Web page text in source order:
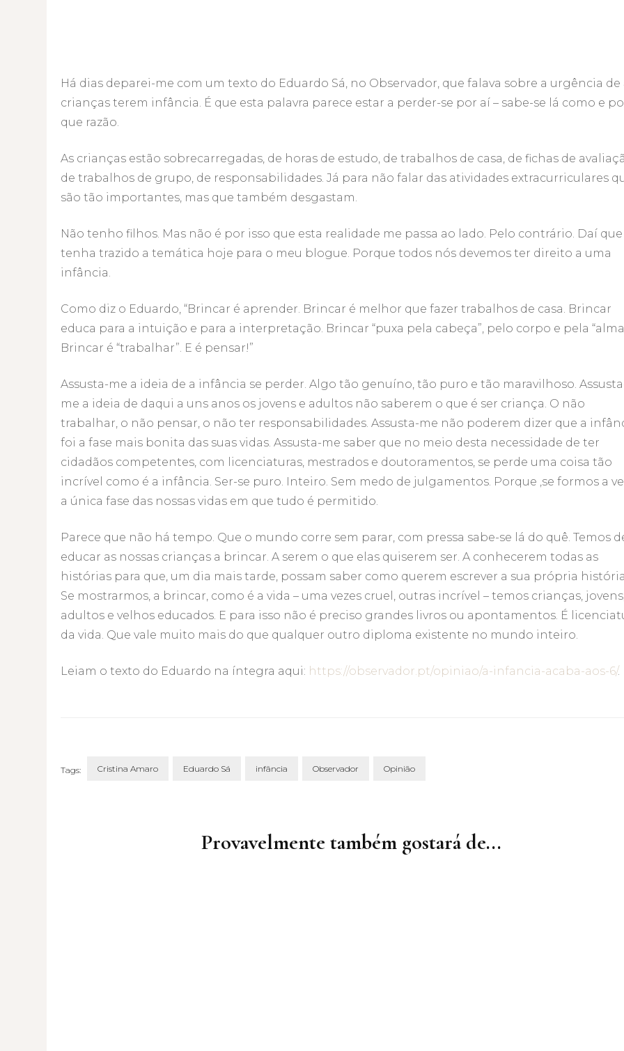
Há dias deparei-me com um texto do Eduardo Sá, no Observador, que falava sobre a urgência de
crianças terem infância. É que esta palavra parece estar a perder-se por aí – sabe-se lá como e
que razão.
As crianças estão sobrecarregadas, de horas de estudo, de trabalhos de casa, de fichas de
de trabalhos de grupo, de responsabilidades. Já para não falar das atividades extracurriculares
são tão importantes, mas que também desgastam.
Não tenho filhos. Mas não é por isso que esta realidade me passa ao lado. Pelo contrário. Daí que
tenha trazido a temática hoje para o meu blogue. Porque todos nós devemos ter direito a uma
infância.
Como diz o Eduardo, “Brincar é aprender. Brincar é melhor que fazer trabalhos de casa. Brincar
educa para a intuição e para a interpretação. Brincar “puxa pela cabeça”, pelo corpo e pela
Brincar é “trabalhar”. E é pensar!”
Assusta-me a ideia de a infância se perder. Algo tão genuíno, tão puro e tão maravilhoso.
me a ideia de daqui a uns anos os jovens e adultos não saberem o que é ser criança. O não
trabalhar, o não pensar, o não ter responsabilidades. Assusta-me não poderem dizer que a
foi a fase mais bonita das suas vidas. Assusta-me saber que no meio desta necessidade de ter
cidadãos competentes, com licenciaturas, mestrados e doutoramentos, se perde uma coisa tão
incrível como é a infância. Ser-se puro. Inteiro. Sem medo de julgamentos. Porque ,se formos a
a única fase das nossas vidas em que tudo é permitido.
Parece que não há tempo. Que o mundo corre sem parar, com pressa sabe-se lá do quê. Temos
educar as nossas crianças a brincar. A serem o que elas quiserem ser. A conhecerem todas as
histórias para que, um dia mais tarde, possam saber como querem escrever a sua própria
Se mostrarmos, a brincar, como é a vida – uma vezes cruel, outras incrível – temos crianças,
adultos e velhos educados. E para isso não é preciso grandes livros ou apontamentos. É
da vida. Que vale muito mais do que qualquer outro diploma existente no mundo inteiro.
Leiam o texto do Eduardo na íntegra aqui: https://observador.pt/opiniao/a-infancia-acaba-aos-6/.
Tags: Cristina Amaro Eduardo Sá infância Observador Opinião
Provavelmente também gostará de...